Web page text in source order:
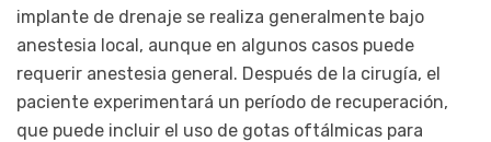
implante de drenaje se realiza generalmente bajo
anestesia local, aunque en algunos casos puede
requerir anestesia general. Después de la cirugía, el
paciente experimentará un período de recuperación,
que puede incluir el uso de gotas oftálmicas para